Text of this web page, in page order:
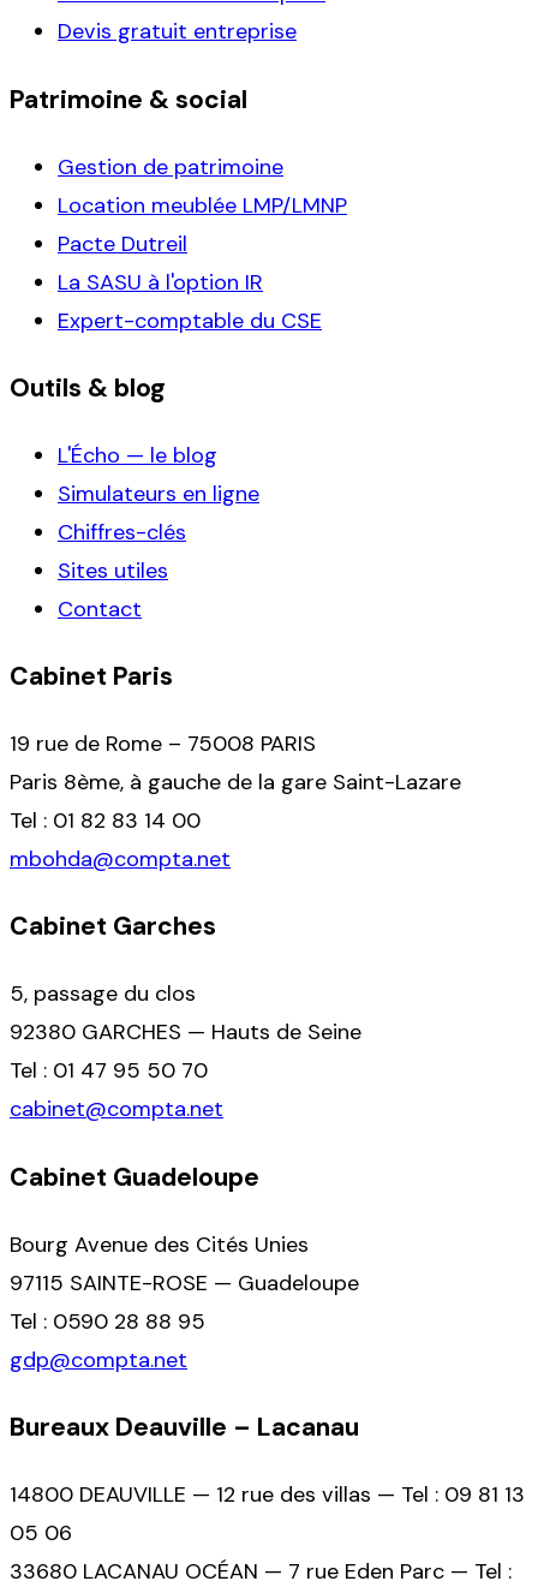
Devis gratuit entreprise
Patrimoine & social
Gestion de patrimoine
Location meublée LMP/LMNP
Pacte Dutreil
La SASU à l'option IR
Expert-comptable du CSE
Outils & blog
L'Écho — le blog
Simulateurs en ligne
Chiffres-clés
Sites utiles
Contact
Cabinet Paris
19 rue de Rome – 75008 PARIS
Paris 8ème, à gauche de la gare Saint-Lazare
Tel : 01 82 83 14 00
mbohda@compta.net
Cabinet Garches
5, passage du clos
92380 GARCHES — Hauts de Seine
Tel : 01 47 95 50 70
cabinet@compta.net
Cabinet Guadeloupe
Bourg Avenue des Cités Unies
97115 SAINTE-ROSE — Guadeloupe
Tel : 0590 28 88 95
gdp@compta.net
Bureaux Deauville – Lacanau
14800 DEAUVILLE — 12 rue des villas — Tel : 09 81 13
05 06
33680 LACANAU OCÉAN — 7 rue Eden Parc — Tel :